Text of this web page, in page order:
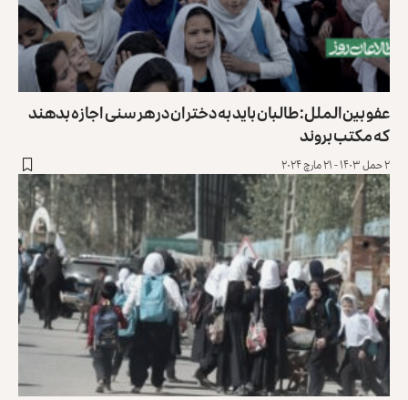
عفو بین‌الملل: طالبان باید به دختران در هر سنی اجازه بدهند
که مکتب بروند
۲ حمل ۱۴۰۳ - ۲۱ مارچ ۲۰۲۴